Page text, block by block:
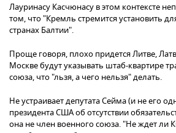
Лауринасу Касчюнасу в этом контексте
том, что "Кремль стремится установить
странах Балтии".
Проще говоря, плохо придется Литве,
Москве будут указывать штаб-квартире
союза, что "льзя, а чего нельзя" делать.
Не устраивает депутата Сейма (и не его
президента США об отсутствии
она не член военного союза. "Не ждет ли